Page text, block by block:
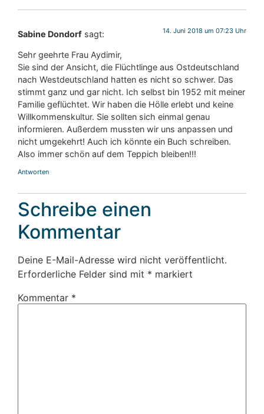
Sabine Dondorf sagt: 14. Juni 2018 um 07:23 Uhr
Sehr geehrte Frau Aydimir,
Sie sind der Ansicht, die Flüchtlinge aus Ostdeutschland
nach Westdeutschland hatten es nicht so schwer. Das
stimmt ganz und gar nicht. Ich selbst bin 1952 mit meiner
Familie geflüchtet. Wir haben die Hölle erlebt und keine
Willkommenskultur. Sie sollten sich einmal genau
informieren. Außerdem mussten wir uns anpassen und
nicht umgekehrt! Auch ich könnte ein Buch schreiben.
Also immer schön auf dem Teppich bleiben!!!
Antworten
Schreibe einen
Kommentar
Deine E-Mail-Adresse wird nicht veröffentlicht.
Erforderliche Felder sind mit * markiert
Kommentar *